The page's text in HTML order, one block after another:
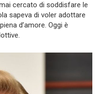
cercato di soddisfare le
sapeva di voler adottare
d’amore. Oggi è